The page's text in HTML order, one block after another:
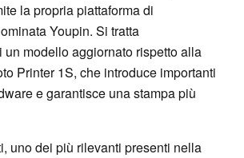
la propria piattaforma di
Youpin. Si tratta
modello aggiornato rispetto alla
Printer 1S, che introduce importanti
e garantisce una stampa più
uno dei più rilevanti presenti nella